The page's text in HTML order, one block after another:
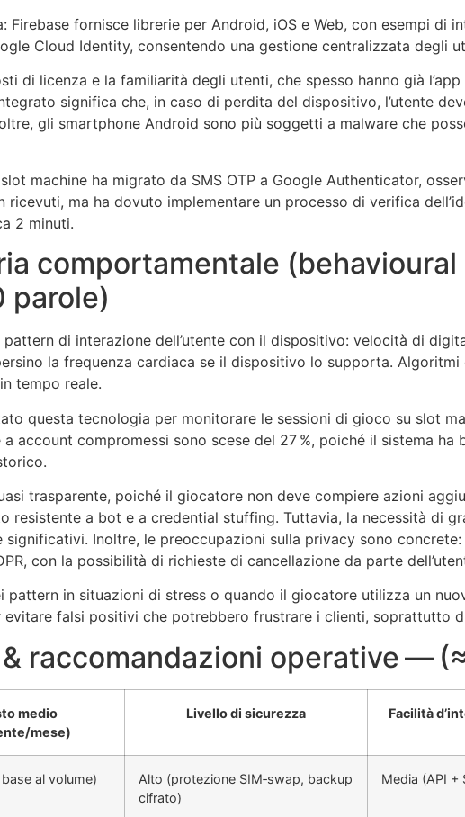
Firebase fornisce librerie per Android, iOS e Web, con esempi di
Cloud Identity, consentendo una gestione centralizzata degli
di licenza e la familiarità degli utenti, che spesso hanno già
significa che, in caso di perdita del dispositivo, l’utente
gli smartphone Android sono più soggetti a malware che
machine ha migrato da SMS OTP a Google Authenticator,
ma ha dovuto implementare un processo di verifica
2 minuti.
comportamentale (behavioural
parole)
di interazione dell’utente con il dispositivo: velocità di
la frequenza cardiaca se il dispositivo lo supporta.
tempo reale.
questa tecnologia per monitorare le sessioni di gioco su slot
a account compromessi sono scese del 27 %, poiché il sistema
trasparente, poiché il giocatore non deve compiere azioni
resistente a bot e a credential stuffing. Tuttavia, la necessità di
Inoltre, le preoccupazioni sulla privacy sono
con la possibilità di richieste di cancellazione da parte
in situazioni di stress o quando il giocatore utilizza un
falsi positivi che potrebbero frustrare i clienti, soprattutto
raccomandazioni operative —
medio
mese)
Livello di sicurezza Facilità
al volume)
Alto (protezione SIM‑swap, backup
cifrato)
Media (API +